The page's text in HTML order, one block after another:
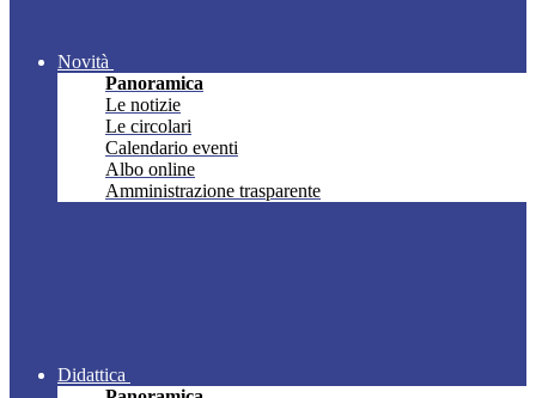
Novità
Panoramica
Le notizie
Le circolari
Calendario eventi
Albo online
Amministrazione trasparente
Didattica